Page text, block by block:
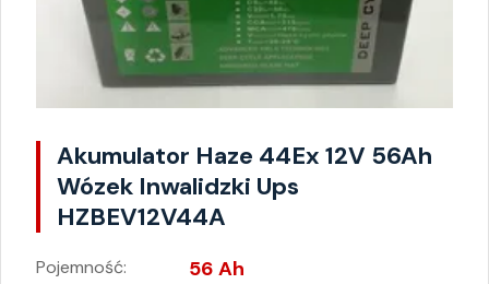
Akumulator Haze 44Ex 12V 56Ah
Wózek Inwalidzki Ups
HZBEV12V44A
Pojemność: 56 Ah